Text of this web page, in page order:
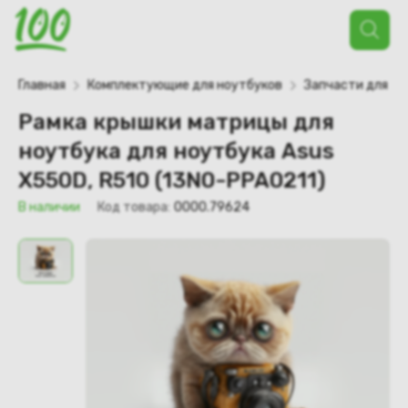
Поиск
товаров
Главная Комплектующие для ноутбуков Запчасти для
Рамка крышки матрицы для
ноутбука для ноутбука Asus
X550D, R510 (13N0-PPA0211)
В наличии Код товара: 0000.79624